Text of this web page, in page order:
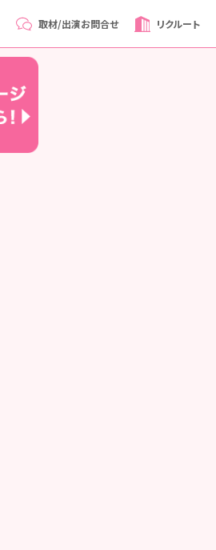
取材/出演お問合せ リクルート